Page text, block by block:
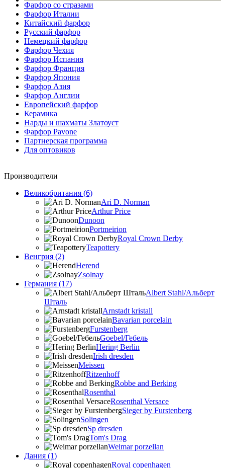
Фарфор со стразами
Фарфор Италии
Китайский фарфор
Русский фарфор
Немецкий фарфор
Фарфор Чехия
Фарфор Испания
Фарфор Франция
Фарфор Япония
Фарфор Азия
Фарфор Англии
Европейский фарфор
Керамика
Нарды и шахматы Златоуст
Фарфор Pavone
Партнерская программа
Для оптовиков
Производители
Великобритания (6)
Ari D. Norman
Arthur Price
Dunoon
Portmeirion
Royal Crown Derby
Teapottery
Венгрия (2)
Herend
Zsolnay
Германия (17)
Albert Stahl/Альбеpт
Шталь
Arnstadt kristall
Bavarian porcelain
Furstenberg
Goebel/Гебель
Hering Berlin
Irish dresden
Meissen
Ritzenhoff
Robbe and Berking
Rosenthal
Rosenthal Versace
Sieger by Furstenberg
Solingen
Sp dresden
Tom's Drag
Weimar porzellan
Дания (1)
Royal copenhagen